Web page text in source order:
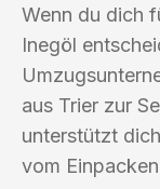
Wenn du dich
Inegöl
aus Trier zur
unterstützt
vom